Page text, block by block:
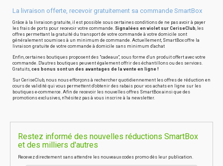
La livraison offerte, recevoir gratuitement sa commande SmartBox
Grâce à la livraison gratuite, il est possible sous certaines conditions de ne pas avoir à payer
les frais de ports pour recevoir votre commande. Signalées en violet sur CeriseClub, les
offres permettant la gratuité du transport de votre commande à votre domicile sont
généralement soumises à un minimum de commande. Actuellement, SmartBox offre la
livraison gratuite de votre commande à domicile sans minimum d'achat
Enfin, certaines boutiques proposent des "cadeaux", sous forme d'un produit offert avec votre
commande. D'autres boutiques peuvent également offrir des échantillons ou des services.
Gratuits, ces bonus sont un des avantages de la vente en ligne !
Sur CeriseClub, nous nous efforçons à rechercher quotidiennement les offres de réduction en
cours de validité qui vous permettent d'obtenir des rabais pour vos achats en ligne sur les
boutiques e-commerce. Afin de recevoir les nouvelles offres SmartBox ainsi que des
promotions exclusives, n'hésitez pas à vous inscrire à la newsletter.
Restez informé des nouvelles réductions SmartBox
et des milliers d'autres
Recevez directement sans attendre les nouveaux codes promo dès leur publication.